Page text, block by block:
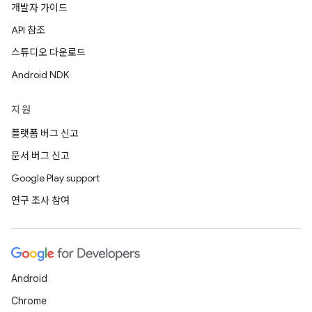
개발자 가이드
API 참조
스튜디오 다운로드
Android NDK
지원
플랫폼 버그 신고
문서 버그 신고
Google Play support
연구 조사 참여
Android
Chrome